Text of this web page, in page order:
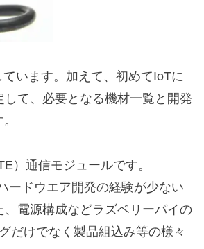
います。加えて、初めてIoTに
て、必要となる機材一覧と開発
）通信モジュールです。
ードウエア開発の経験が少ない
電源構成などラズベリーパイの
だけでなく製品組込み等の様々